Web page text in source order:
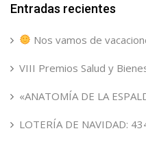
Entradas recientes
Nos vamos de
VIII Premios Salud y
«ANATOMÍA DE LA
LOTERÍA DE NAVIDAD: